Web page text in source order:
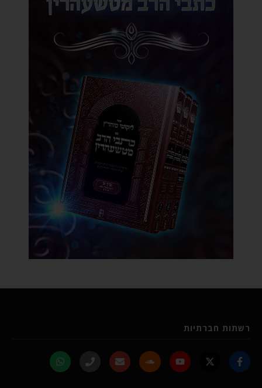
רשתות חברתיות